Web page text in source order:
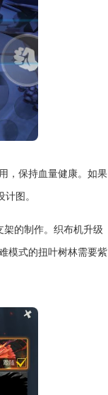
，保持血量健康。如果
图。
的制作。织布机升级
模式的扭叶树林需要紫